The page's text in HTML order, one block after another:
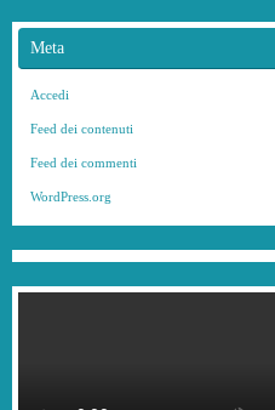
Meta
Accedi
Feed dei contenuti
Feed dei commenti
WordPress.org